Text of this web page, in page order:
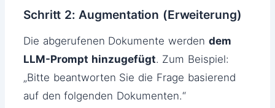
Schritt 2: Augmentation (Erweiterung)
Die abgerufenen Dokumente werden dem
LLM-Prompt hinzugefügt. Zum Beispiel:
„Bitte beantworten Sie die Frage basierend
auf den folgenden Dokumenten.“